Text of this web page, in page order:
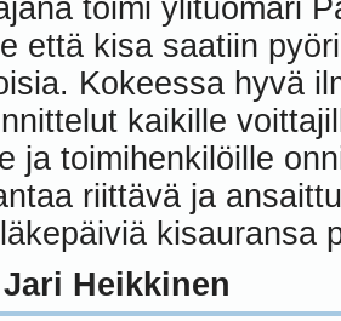
toimi ylituomari
että kisa saatiin
Kokeessa hyvä
kaikille
ja toimihenkilöille
riittävä ja
kisauransa
Heikkinen